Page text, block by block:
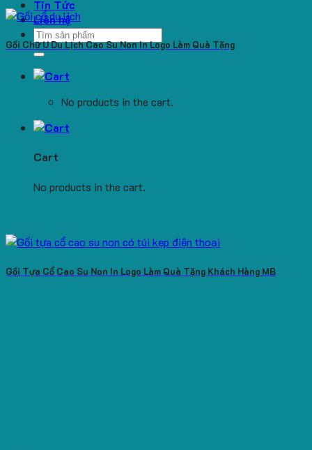
Tin Tức
Liên hệ
Search
for:
No products in the cart.
Cart
No products in the cart.
Gối Chữ U Du Lịch Cao Su Non In Logo Làm Quà Tặng
Gối Tựa Cổ Cao Su Non In Logo Làm Quà Tặng Khách Hàng MB